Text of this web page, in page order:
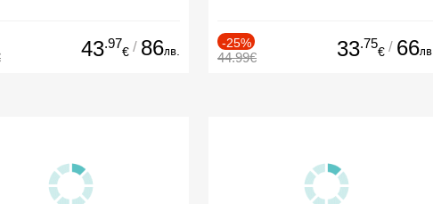
43.97
€ / 86лв.
-25%
44.99€ 33.75
€ / 66лв.